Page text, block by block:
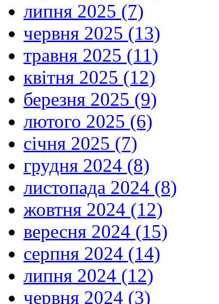
липня 2025 (7)
червня 2025 (13)
травня 2025 (11)
квітня 2025 (12)
березня 2025 (9)
лютого 2025 (6)
січня 2025 (7)
грудня 2024 (8)
листопада 2024 (8)
жовтня 2024 (12)
вересня 2024 (15)
серпня 2024 (14)
липня 2024 (12)
червня 2024 (3)